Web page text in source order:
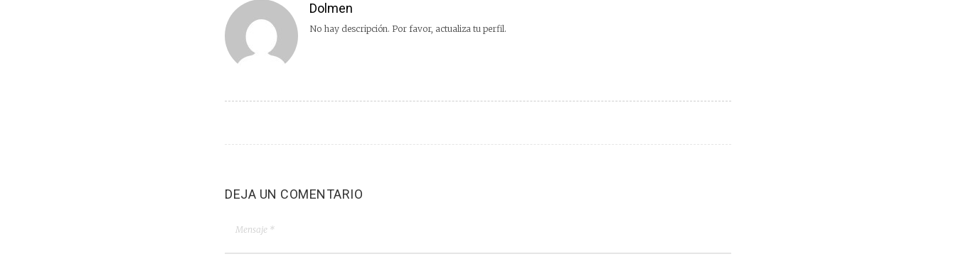
Dolmen
No hay descripción. Por favor, actualiza tu perfil.
DEJA UN COMENTARIO